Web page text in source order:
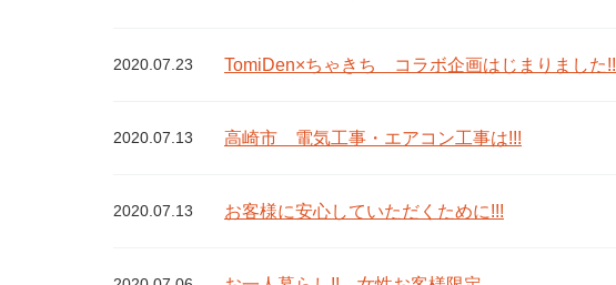
2020.07.23 TomiDen×ちゃきち コラボ企画はじまりました!!
2020.07.13 高崎市 電気工事・エアコン工事は!!!
2020.07.13 お客様に安心していただくために!!!